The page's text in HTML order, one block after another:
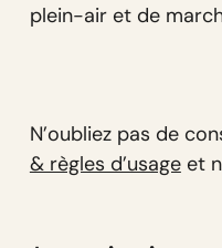
plein-air et de
N’oubliez pas de
& règles d’usageet